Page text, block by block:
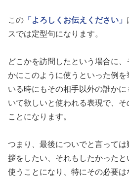
この 「よろしくお伝えください」
スでは定型句になります。
どこかを訪問したという場合に
かにこのように使うといった例
いる時にもその相手以外の誰か
いて欲しいと使われる表現で、そ
ことになります。
つまり、最後についでと言って
拶をしたい、それもしたかった
使うことになり、特にその必要は